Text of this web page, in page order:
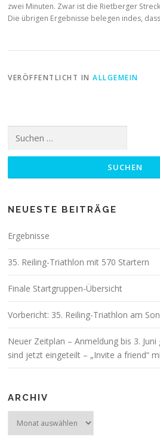
zwei Minuten. Zwar ist die Rietberger
Die übrigen Ergebnisse belegen indes,
VERÖFFENTLICHT INALLGEMEIN
nach:
NEUESTE BEITRÄGE
Ergebnisse
35. Reiling-Triathlon mit 570 Startern
Finale Startgruppen-Übersicht
Vorbericht: 35. Reiling-Triathlon am
Neuer Zeitplan – Anmeldung bis 3.
sind jetzt eingeteilt – „Invite a friend“
ARCHIV